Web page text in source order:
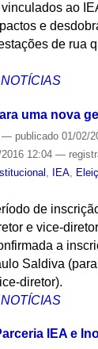
ao
e
de rua
NOTÍCIAS
uma nova
— publicado01/02/
12:04 —
IEA,
de
e vice-
a
Saldiva
diretor).
NOTÍCIAS
IEA e